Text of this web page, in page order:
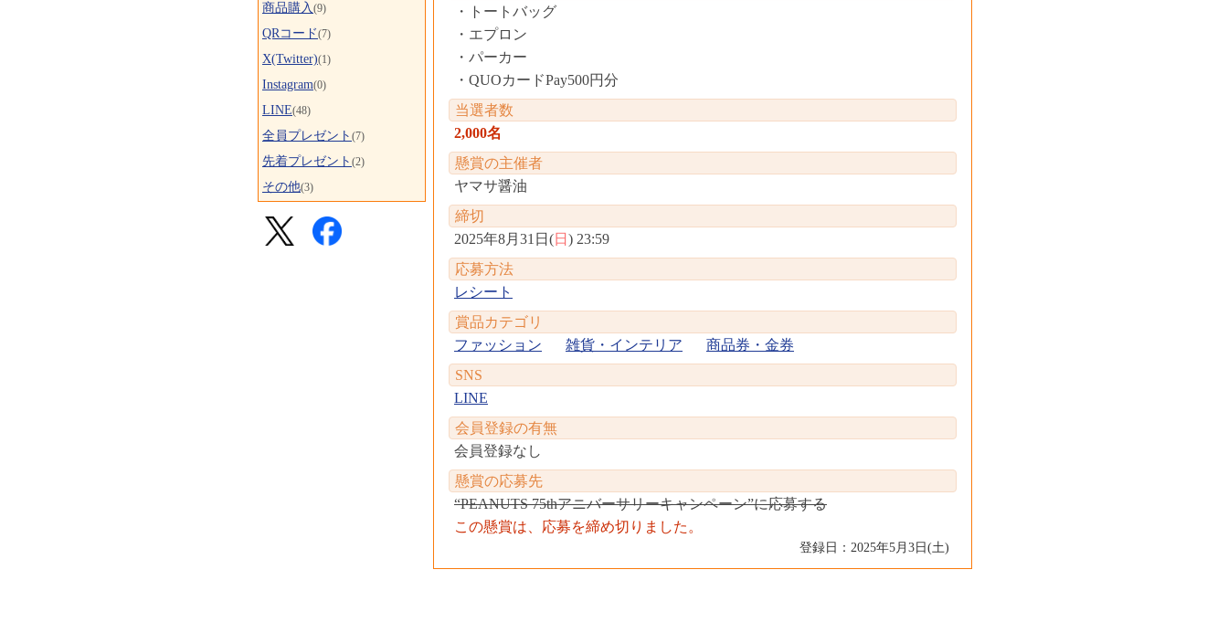
トートバッグ
エプロン
パーカー
QUOカードPay500円分
当選者数
2,000名
懸賞の主催者
ヤマサ醤油
締切
2025年8月31日(日 ) 23:59
応募方法
レシート
賞品カテゴリ
ファッション
雑貨・インテリア
商品券・金券
SNS
LINE
会員登録の有無
会員登録なし
懸賞の応募先
“PEANUTS 75thアニバーサリーキャンペーン”に応募する
この懸賞は、応募を締め切りました。
登録日：2025年5月3日(土)
商品購入(9)
QRコード(7)
X(Twitter)(1)
Instagram(0)
LINE(48)
全員プレゼント (7)
先着プレゼント (2)
その他(3)